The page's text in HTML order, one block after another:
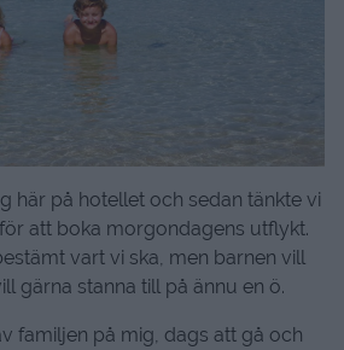
här på hotellet och sedan tänkte vi
att boka morgondagens utflykt.
vart vi ska, men barnen vill
gärna stanna till på ännu en ö.
familjen på mig, dags att gå och